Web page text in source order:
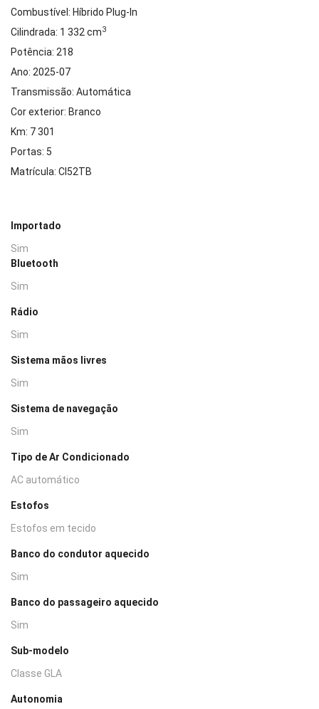
Combustível: Híbrido Plug-In
Cilindrada: 1 332 cm3
Potência: 218
Ano: 2025-07
Transmissão: Automática
Cor exterior: Branco
Km: 7 301
Portas: 5
Matrícula: CI52TB
Importado
Sim
Bluetooth
Sim
Rádio
Sim
Sistema mãos livres
Sim
Sistema de navegação
Sim
Tipo de Ar Condicionado
AC automático
Estofos
Estofos em tecido
Banco do condutor aquecido
Sim
Banco do passageiro aquecido
Sim
Sub-modelo
Classe GLA
Autonomia